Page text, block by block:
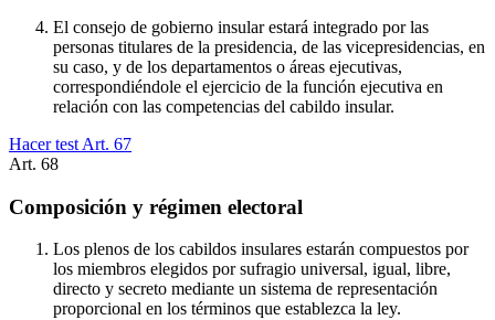
El consejo de gobierno insular estará integrado por las
personas titulares de la presidencia, de las vicepresidencias, en
su caso, y de los departamentos o áreas ejecutivas,
correspondiéndole el ejercicio de la función ejecutiva en
relación con las competencias del cabildo insular.
Hacer test Art. 67
Art. 68
Composición y régimen electoral
Los plenos de los cabildos insulares estarán compuestos por
los miembros elegidos por sufragio universal, igual, libre,
directo y secreto mediante un sistema de representación
proporcional en los términos que establezca la ley.